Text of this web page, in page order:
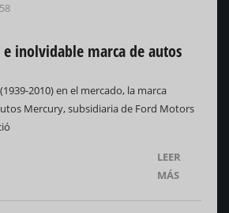
e inolvidable marca de autos
2010) en el mercado, la marca
Mercury, subsidiaria de Ford Motors
LEER
MÁS